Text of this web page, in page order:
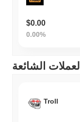
$0.00
0.00%
العملات الشائعة
Troll